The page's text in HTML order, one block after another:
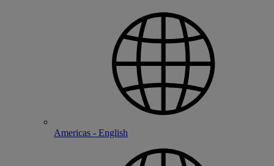
Americas - English